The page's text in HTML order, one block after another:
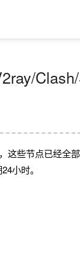
这些节点已经全
小时。